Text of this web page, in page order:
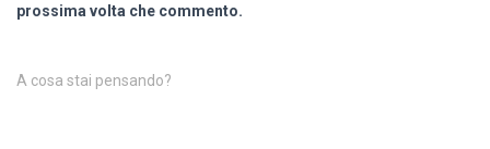
prossima volta che commento.
A cosa stai pensando?